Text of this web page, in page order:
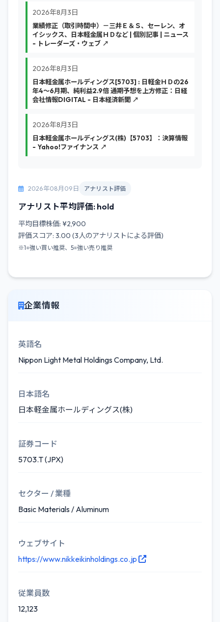
2026年8月3日
業績修正（取引時間中）－三井Ｅ＆Ｓ、セーレン、オ
イシックス、日本軽金属ＨＤなど | 個別記事 | ニュース
- トレーダーズ・ウェブ ↗
2026年8月3日
日本軽金属ホールディングス[5703] : 日軽金ＨＤの26
年4～6月期、純利益2.9倍 通期予想を上方修正：日経
会社情報DIGITAL - 日本経済新聞 ↗
2026年8月3日
日本軽金属ホールディングス(株)【5703】：決算情報
- Yahoo!ファイナンス ↗
2026年08月09日 アナリスト評価
アナリスト平均評価: hold
平均目標株価: ¥2,900
評価スコア: 3.00 (3人のアナリストによる評価)
※1=強い買い推奨、5=強い売り推奨
企業情報
英語名
Nippon Light Metal Holdings Company, Ltd.
日本語名
日本軽金属ホールディングス(株)
証券コード
5703.T (JPX)
セクター / 業種
Basic Materials / Aluminum
ウェブサイト
https://www.nikkeikinholdings.co.jp
従業員数
12,123